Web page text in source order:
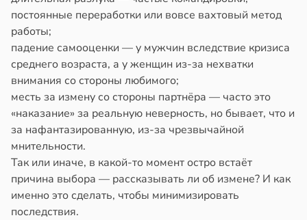
постоянные переработки или вовсе вахтовый метод
работы;
падение самооценки — у мужчин вследствие кризиса
среднего возраста, а у женщин из-за нехватки
внимания со стороны любимого;
месть за измену со стороны партнёра — часто это
«наказание» за реальную неверность, но бывает, что и
за нафантазированную, из-за чрезвычайной
мнительности.
Так или иначе, в какой-то момент остро встаёт
причина выбора — рассказывать ли об измене? И как
именно это сделать, чтобы минимизировать
последствия.